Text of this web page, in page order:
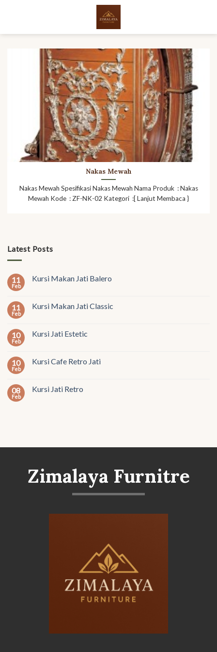
Latest Posts
11
Feb
Kursi Makan Jati Balero
11
Feb
Kursi Makan Jati Classic
10
Feb
Kursi Jati Estetic
10
Feb
Kursi Cafe Retro Jati
08
Feb
Kursi Jati Retro
Nakas Mewah
Nakas Mewah Spesifikasi Nakas Mewah Nama Produk : Nakas
Mewah Kode : ZF-NK-02 Kategori :[ Lanjut Membaca }
Zimalaya Furnitre